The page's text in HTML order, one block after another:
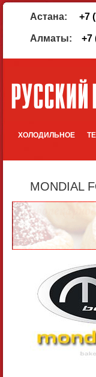
Астана: +7
Алматы: +7
ХОЛОДИЛЬНОЕ
MONDIAL